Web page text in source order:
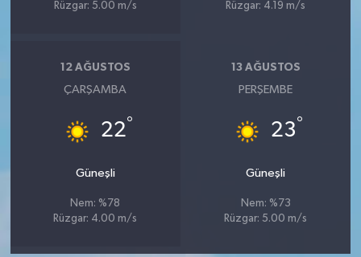
Rüzgar: 5.00 m/s
Rüzgar: 4.19 m/s
12 AĞUSTOS
ÇARŞAMBA
22°
Güneşli
Nem: %78
Rüzgar: 4.00 m/s
13 AĞUSTOS
PERŞEMBE
23°
Güneşli
Nem: %73
Rüzgar: 5.00 m/s